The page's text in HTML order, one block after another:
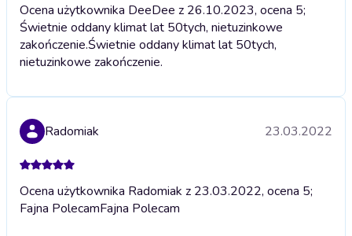
Ocena użytkownika DeeDee z 26.10.2023, ocena 5;
Świetnie oddany klimat lat 50tych, nietuzinkowe
zakończenie.Świetnie oddany klimat lat 50tych,
nietuzinkowe zakończenie.
Radomiak 23.03.2022
Ocena użytkownika Radomiak z 23.03.2022, ocena 5;
Fajna PolecamFajna Polecam